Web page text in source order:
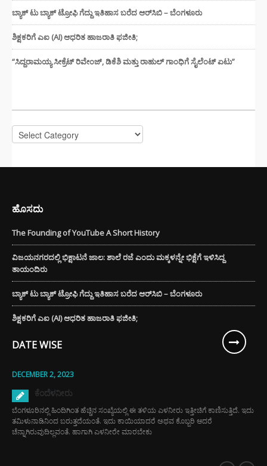
ಬ್ಯಾಕ್ ಟು ಬ್ಯಾಕ್ ಟ್ರೋಫಿ ಗೆದ್ದು ಇತಿಹಾಸ ಬರೆದ ಆರ್‌ಸಿಬಿ – ಬೆಂಗಳೂರು
ಶಿಕ್ಷಕರಿಗೆ ಎಐ (AI) ಆಧರಿತ ಹಾಜರಾತಿ ಫಜೀತಿ;
“ಸಿದ್ದರಾಮಯ್ಯ ಸೀಕ್ರೆಟ್ ರಿವೇಂಜ್‌, ಡಿಕೆಶಿ ಮತ್ತು ರಾಹುಲ್‌ ಗಾಂಧಿಗೆ ಸೈಲೆಂಟ್ ಏಟು”
Categories
ಹೊಸದು
The Founding of YouTube A Short History
ವಿಜಯನಗರದಲ್ಲಿ ಭಿಕ್ಷಾಟನೆ ಜಾಲ: ಶಾಲೆ ರಜೆ ಎಂದು ಮಕ್ಕಳನ್ನೇ ಭಿಕ್ಷೆಗೆ ಇಳಿಸಿದ್ದ
ತಾಯಂದಿರು
ಬ್ಯಾಕ್ ಟು ಬ್ಯಾಕ್ ಟ್ರೋಫಿ ಗೆದ್ದು ಇತಿಹಾಸ ಬರೆದ ಆರ್‌ಸಿಬಿ – ಬೆಂಗಳೂರು
ಶಿಕ್ಷಕರಿಗೆ ಎಐ (AI) ಆಧರಿತ ಹಾಜರಾತಿ ಫಜೀತಿ;
DATE WISE
DECEMBER 2, 2023
ಕೆಂದೆಳನೀರು
ಬೆಂಗಳೂರಿನಲ್ಲಿ ಹಿಂದಿಗಿಂತ ಹೆಚ್ಚಿನ ಸಂಖ್ಯೆಯಲ್ಲಿ ಈ ತಳಿಯ ಎಳನೀರು ಇತ್ತೀಚಿಗೆ ಕಾಣಿಸುತ್ತಿದೆ. ಇದು
ತಮಿಳುನಾಡಿನಿಂದ ಬರುತ್ತದೆಯಂತೆ. ಇದು ಕಾಯಿಯಾದರೆ ಅಥವ ಕೊಬ್ಬರಿ ಆದರೆ
ಚೆನ್ನಾಗಿರುವುದಿಲ್ಲವಂತೆ. ಹಾಗಾಗಿ ಎಳನೀರೇ ಮಾರಬೇಕು